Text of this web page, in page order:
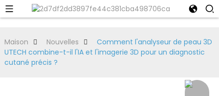
Maison Nouvelles
Comment l'analyseur de peau 3D
UTECH combine-t-il l'IA et l'imagerie 3D pour un diagnostic
cutané précis ?